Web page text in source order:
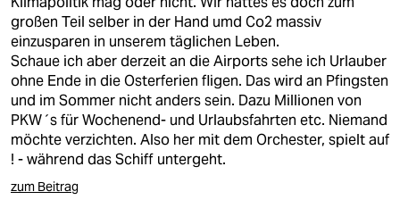
großen Teil selber in der Hand umd Co2 massiv
einzusparen in unserem täglichen Leben.
Schaue ich aber derzeit an die Airports sehe ich Urlauber
ohne Ende in die Osterferien fligen. Das wird an Pfingsten
und im Sommer nicht anders sein. Dazu Millionen von
PKW´s für Wochenend- und Urlaubsfahrten etc. Niemand
möchte verzichten. Also her mit dem Orchester, spielt auf
! - während das Schiff untergeht.
zum Beitrag